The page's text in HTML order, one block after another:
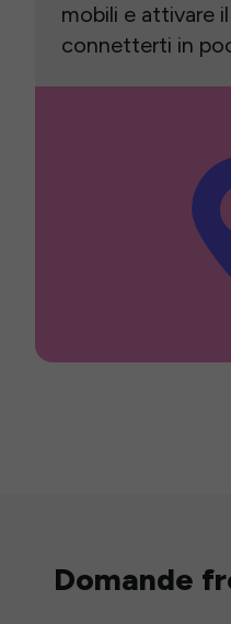
mobili e attivare
connetterti in
Domande